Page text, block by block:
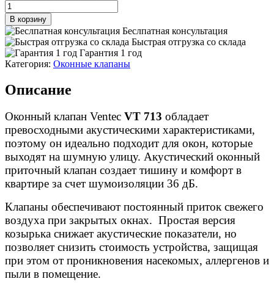
В корзину
Беслпатная консультация
Быстрая отгрузка со склада
Гарантия 1 год
Категория: Оконныe клапаны
Описание
Оконный клапан Ventec VT 713 обладает
превосходными акустическими характеристиками,
поэтому он идеально подходит для окон, которые
выходят на шумную улицу. Акустический оконный
приточный клапан создает тишину и комфорт в
квартире за счет шумоизоляции 36 дБ.
Клапаны обеспечивают постоянный приток свежего
воздуха при закрытых окнах. Простая версия
козырька снижает акустические показатели, но
позволяет снизить стоимость устройства, защищая
при этом от проникновения насекомых, аллергенов и
пыли в помещение.